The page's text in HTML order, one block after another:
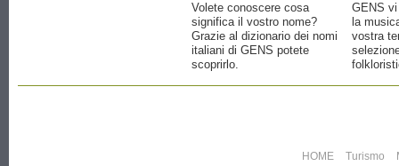
Volete conoscere cosa
significa il vostro nome?
Grazie al dizionario dei nomi
italiani di GENS potete
scoprirlo.
GENS
la
vostra
HOME Turismo